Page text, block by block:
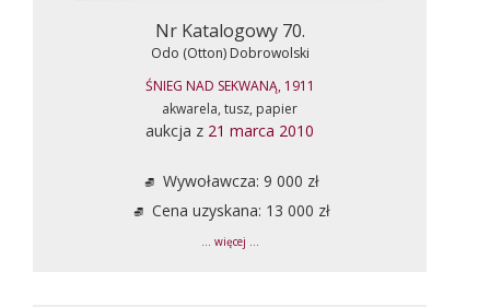
Nr Katalogowy 70.
Odo (Otton) Dobrowolski
ŚNIEG NAD SEKWANĄ, 1911
akwarela, tusz, papier
aukcja z 21 marca 2010
Wywoławcza: 9 000 zł
Cena uzyskana: 13 000 zł
... więcej ...